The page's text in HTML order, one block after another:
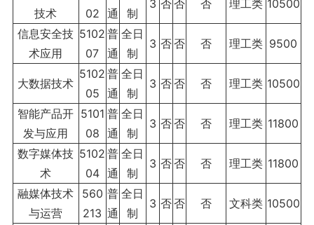
技术
02 通
制
3 否否 否 理工类 10500
信息安全技
术应用
5102
07
普
通
全日
制
3 否否 否 理工类 9500
大数据技术
5102
05
普
通
全日
制
3 否否 否 理工类 10500
智能产品开
发与应用
5101
08
普
通
全日
制
3 否否 否 理工类 11800
数字媒体技
术
5102
04
普
通
全日
制
3 否否 否 理工类 11800
融媒体技术
与运营
560
213
普
通
全日
制
3 否否 否 文科类 10500